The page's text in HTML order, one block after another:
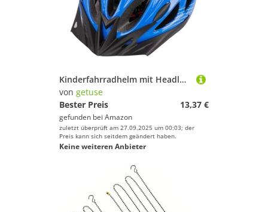
Kinderfahrradhelm mit Headlock-System 52-58 cm, Verstellbarer Multisport-Sicherheitshelm für Mädchen & Jungen, Outdoor, Radfahren, Roller, Skaten- Blau
von getuse
Bester Preis
13,37 €
gefunden bei Amazon
zuletzt überprüft am 27.09.2025 um 00:03; der
Preis kann sich seitdem geändert haben.
Keine weiteren Anbieter